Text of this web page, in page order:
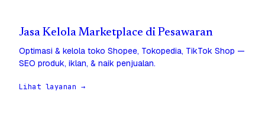
Jasa Kelola Marketplace di Pesawaran
Optimasi & kelola toko Shopee, Tokopedia, TikTok Shop —
SEO produk, iklan, & naik penjualan.
Lihat layanan →